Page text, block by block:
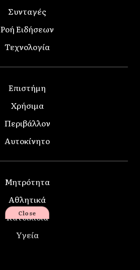
Συνταγές
Ροή Ειδήσεων
Τεχνολογία
Επιστήμη
Χρήσιμα
Περιβάλλον
Αυτοκίνητο
Μητρότητα
Αθλητικά
Κατοικίδια
Υγεία
Close